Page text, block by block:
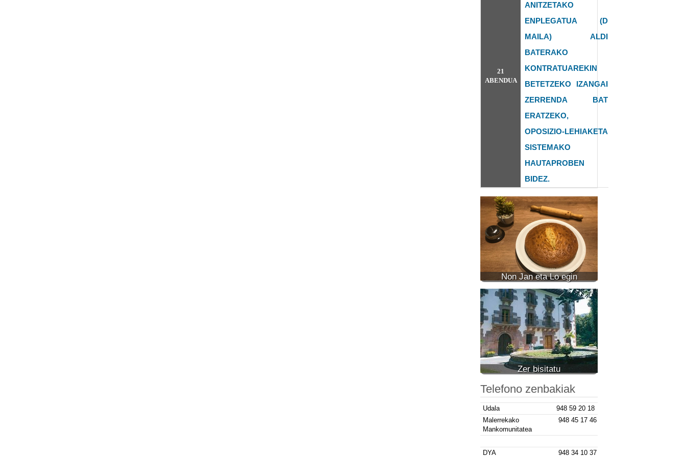
21
ABENDUA
ANITZETAKO
ENPLEGATUA (D
MAILA) ALDI
BATERAKO
KONTRATUAREKIN
BETETZEKO IZANGAI
ZERRENDA BAT
ERATZEKO,
OPOSIZIO-LEHIAKETA
SISTEMAKO
HAUTAPROBEN
BIDEZ.
Non Jan eta Lo egin
Zer bisitatu
Telefono zenbakiak
Udala
948 59 20 18
Malerrekako
Mankomunitatea
948 45 17 46
DYA 948 34 10 37